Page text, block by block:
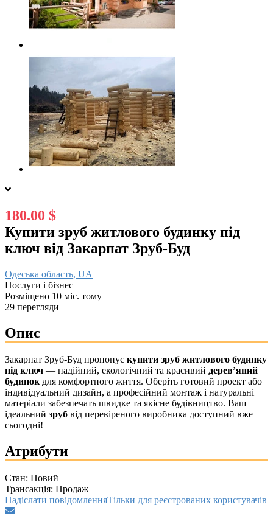
180.00 $
Купити зруб житлового будинку під
ключ від Закарпат Зруб-Буд
Одеська область, UA
Послуги і бізнес
Розміщено 10 міс. тому
29 перегляди
Опис
Закарпат Зруб-Буд пропонує купити зруб житлового будинку
під ключ — надійний, екологічний та красивий дерев’яний
будинокдля комфортного життя. Оберіть готовий проект або
індивідуальний дизайн, а професійний монтаж і натуральні
матеріали забезпечать швидке та якісне будівництво. Ваш
ідеальний зруб від перевіреного виробника доступний вже
сьогодні!
Атрибути
Стан: Новий
Трансакція: Продаж
Надіслати повідомленняТільки для реєстрованих користувачів